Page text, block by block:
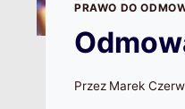
PRAWO DO
Przez Marek Czerw